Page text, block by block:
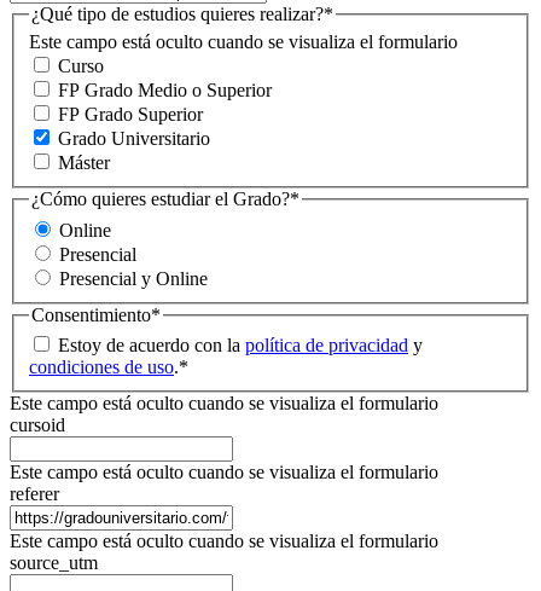
Este campo está oculto cuando se visualiza el formulario
¿Qué tipo de estudios quieres realizar?*
Curso
FP Grado Medio o Superior
FP Grado Superior
Grado Universitario
Máster
¿Cómo quieres estudiar el Grado?*
Online
Presencial
Presencial y Online
Consentimiento*
Estoy de acuerdo con la política de privacidad y
condiciones de uso.*
Este campo está oculto cuando se visualiza el formulario
cursoid
Este campo está oculto cuando se visualiza el formulario
referer
Este campo está oculto cuando se visualiza el formulario
source_utm